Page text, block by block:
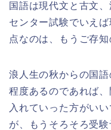
国語は現代文と古文
センター試験でいえ
点なのは、もうご存知
浪人生の秋からの国
程度あるのであれば
入れていった方がい
が、
もうそろそろ受